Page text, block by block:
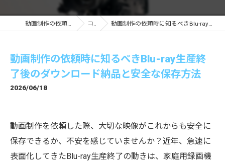
動画制作の依頼ならStage app by Qurie コラム 動画制作の依頼時に知るべきBlu-ray生産終了後のダウンロード納品と安全な保存方法
動画制作の依頼時に知るべきBlu-ray生産終
了後のダウンロード納品と安全な保存方法
2026/06/18
動画制作を依頼した際、大切な映像がこれからも安全に
保存できるか、不安を感じていませんか？近年、急速に
表面化してきたBlu-ray生産終了の動きは、家庭用録画機